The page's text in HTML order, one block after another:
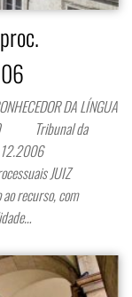
DA LÍNGUA
Tribunal da
JUIZ
recurso, com